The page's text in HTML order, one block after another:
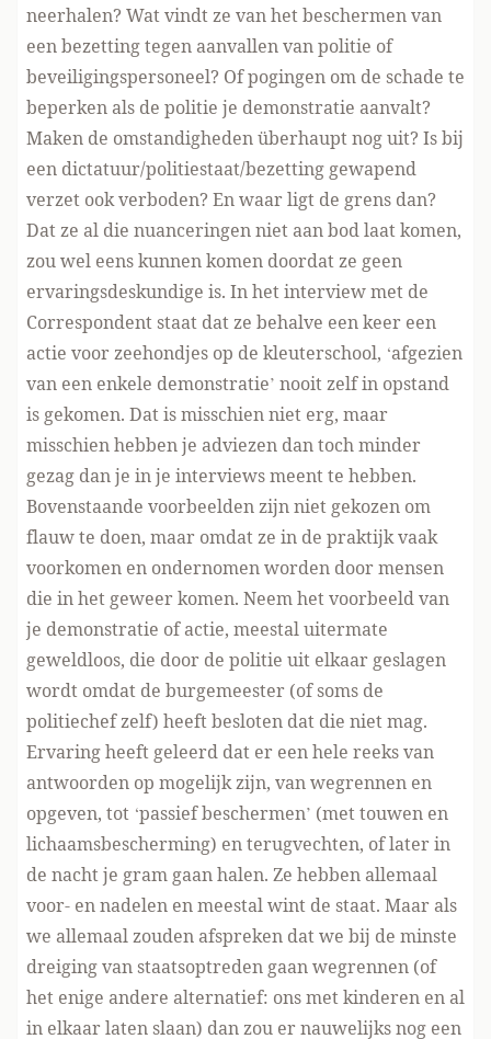
neerhalen? Wat vindt ze van het beschermen van
een bezetting tegen aanvallen van politie of
beveiligingspersoneel? Of pogingen om de schade te
beperken als de politie je demonstratie aanvalt?
Maken de omstandigheden überhaupt nog uit? Is bij
een dictatuur/politiestaat/bezetting gewapend
verzet ook verboden? En waar ligt de grens dan?
Dat ze al die nuanceringen niet aan bod laat komen,
zou wel eens kunnen komen doordat ze geen
ervaringsdeskundige is. In het interview met de
Correspondent staat dat ze behalve een keer een
actie voor zeehondjes op de kleuterschool, ‘afgezien
van een enkele demonstratie’ nooit zelf in opstand
is gekomen. Dat is misschien niet erg, maar
misschien hebben je adviezen dan toch minder
gezag dan je in je interviews meent te hebben.
Bovenstaande voorbeelden zijn niet gekozen om
flauw te doen, maar omdat ze in de praktijk vaak
voorkomen en ondernomen worden door mensen
die in het geweer komen. Neem het voorbeeld van
je demonstratie of actie, meestal uitermate
geweldloos, die door de politie uit elkaar geslagen
wordt omdat de burgemeester (of soms de
politiechef zelf) heeft besloten dat die niet mag.
Ervaring heeft geleerd dat er een hele reeks van
antwoorden op mogelijk zijn, van wegrennen en
opgeven, tot ‘passief beschermen’ (met touwen en
lichaamsbescherming) en terugvechten, of later in
de nacht je gram gaan halen. Ze hebben allemaal
voor- en nadelen en meestal wint de staat. Maar als
we allemaal zouden afspreken dat we bij de minste
dreiging van staatsoptreden gaan wegrennen (of
het enige andere alternatief: ons met kinderen en al
in elkaar laten slaan) dan zou er nauwelijks nog een